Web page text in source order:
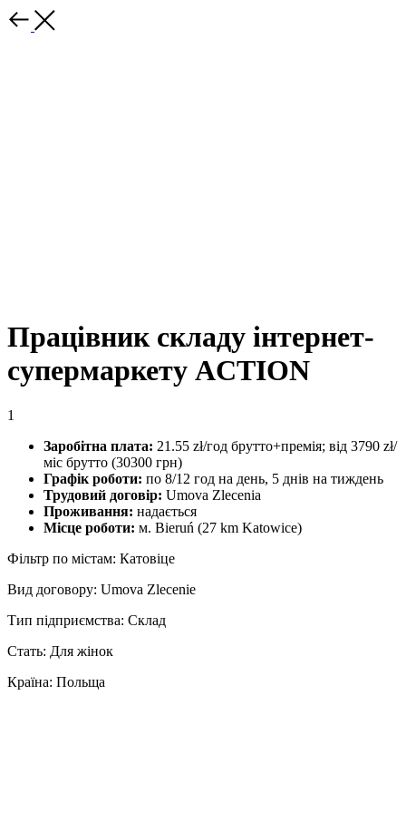
Працівник складу інтернет-
супермаркету ACTION
1
Заробітна плата: 21.55 zł/год брутто+премія; від 3790 zł/
міс брутто (30300 грн)
Графік роботи: по 8/12 год на день, 5 днів на тиждень
Трудовий договір: Umova Zlecenia
Проживання: надається
Місце роботи: м. Bieruń (27 km Katowice)
Фільтр по містам: Катовіце
Вид договору: Umova Zlecenie
Тип підприємства: Склад
Стать: Для жінок
Країна: Польща